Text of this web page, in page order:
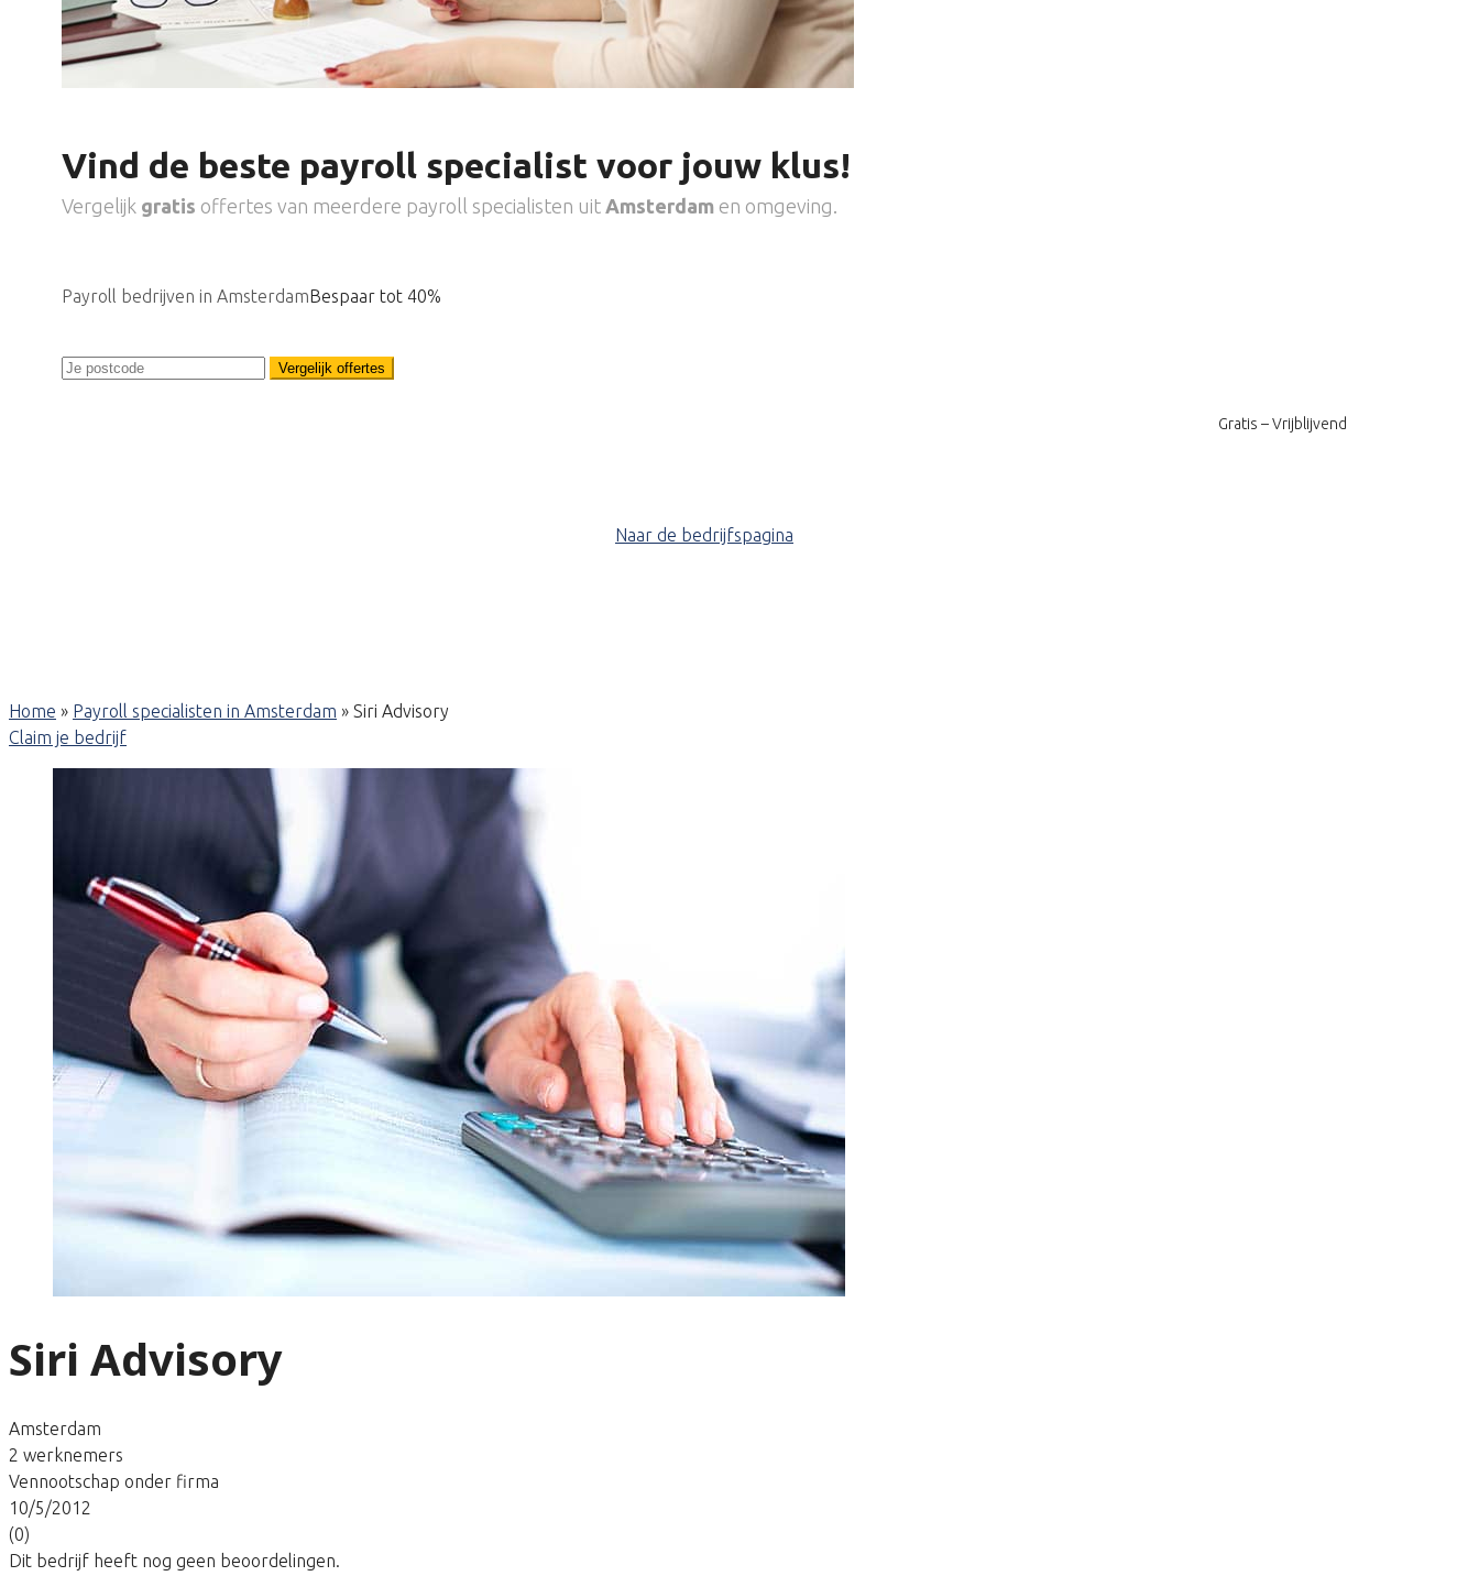
Vind de beste payroll specialist voor jouw klus!
Vergelijk gratis offertes van meerdere payroll specialisten uit Amsterdam en omgeving.
Payroll bedrijven in AmsterdamBespaar tot 40%
Vergelijk offertes
Gratis – Vrijblijvend
Naar de bedrijfspagina
Home » Payroll specialisten in Amsterdam » Siri Advisory
Claim je bedrijf
Siri Advisory
Amsterdam
2 werknemers
Vennootschap onder firma
10/5/2012
(0)
Dit bedrijf heeft nog geen beoordelingen.